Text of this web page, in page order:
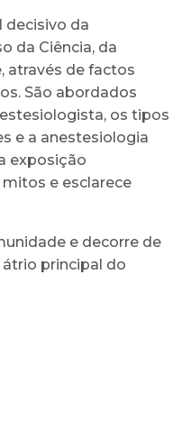
decisivo da
da Ciência, da
através de factos
São abordados
os tipos
e a anestesiologia
exposição
e esclarece
e decorre de
átrio principal do